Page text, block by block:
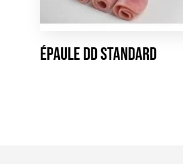
Épaule DD Standard